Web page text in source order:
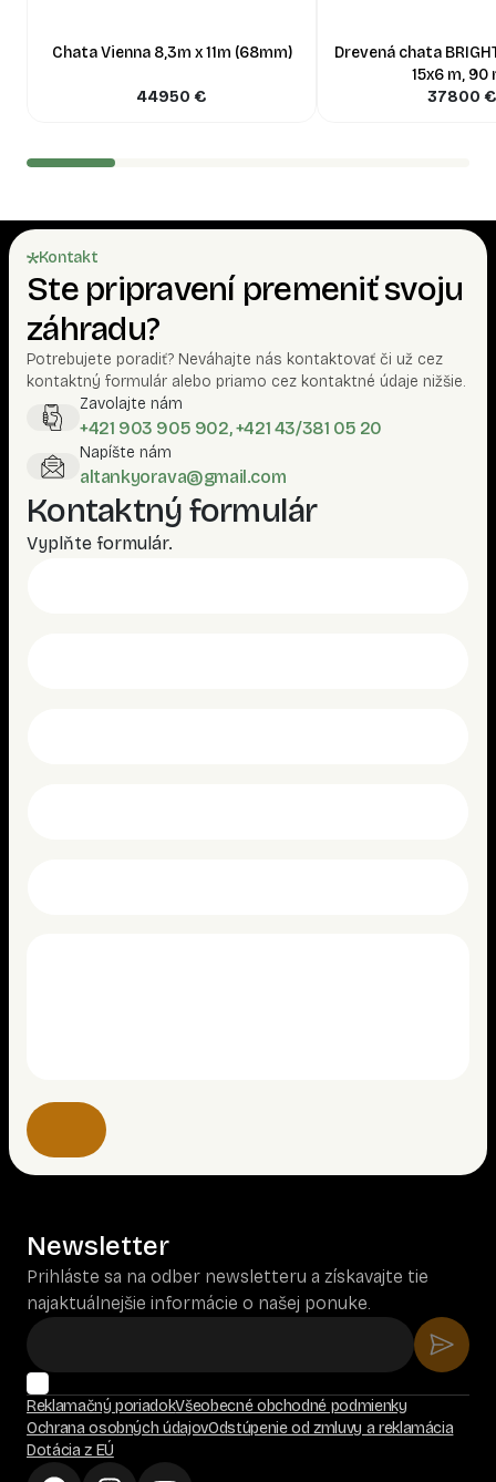
Chata Vienna 8,3m x 11m (68mm)
44950 €
Drevená chata
15x6 m, 90
37800 €
Kontakt
Ste pripravení premeniť svoju
záhradu?
Potrebujete poradiť? Neváhajte nás kontaktovať či už cez
kontaktný formulár alebo priamo cez kontaktné údaje nižšie.
Zavolajte nám
+421 903 905 902, +421 43/381 05 20
Napíšte nám
altankyorava@gmail.com
Kontaktný formulár
Vyplňte formulár.
Newsletter
Prihláste sa na odber newsletteru a získavajte tie
najaktuálnejšie informácie o našej ponuke.
Reklamačný poriadokVšeobecné obchodné podmienky
Ochrana osobných údajovOdstúpenie od zmluvy a reklamácia
Dotácia z EÚ